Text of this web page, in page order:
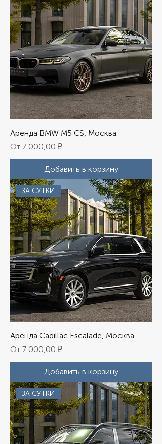
Аренда BMW M5 CS, Москва
От 7 000,00 ₽
Цена со скидкой
Добавить в корзину
ЗА СУТКИ
Аренда Cadillac Escalade, Москва
От 7 000,00 ₽
Цена со скидкой
Добавить в корзину
ЗА СУТКИ